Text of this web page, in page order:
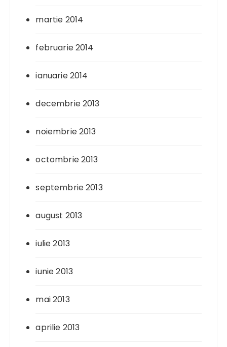
martie 2014
februarie 2014
ianuarie 2014
decembrie 2013
noiembrie 2013
octombrie 2013
septembrie 2013
august 2013
iulie 2013
iunie 2013
mai 2013
aprilie 2013